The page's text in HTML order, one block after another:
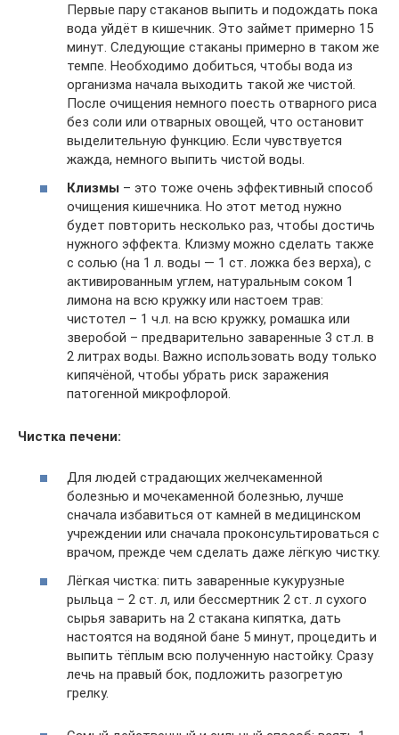
Первые пару стаканов выпить и подождать пока
вода уйдёт в кишечник. Это займет примерно 15
минут. Следующие стаканы примерно в таком же
темпе. Необходимо добиться, чтобы вода из
организма начала выходить такой же чистой.
После очищения немного поесть отварного риса
без соли или отварных овощей, что остановит
выделительную функцию. Если чувствуется
жажда, немного выпить чистой воды.
Клизмы – это тоже очень эффективный способ
очищения кишечника. Но этот метод нужно
будет повторить несколько раз, чтобы достичь
нужного эффекта. Клизму можно сделать также
с солью (на 1 л. воды — 1 ст. ложка без верха), с
активированным углем, натуральным соком 1
лимона на всю кружку или настоем трав:
чистотел – 1 ч.л. на всю кружку, ромашка или
зверобой – предварительно заваренные 3 ст.л. в
2 литрах воды. Важно использовать воду только
кипячёной, чтобы убрать риск заражения
патогенной микрофлорой.
Чистка печени:
Для людей страдающих желчекаменной
болезнью и мочекаменной болезнью, лучше
сначала избавиться от камней в медицинском
учреждении или сначала проконсультироваться с
врачом, прежде чем сделать даже лёгкую чистку.
Лёгкая чистка: пить заваренные кукурузные
рыльца – 2 ст. л, или бессмертник 2 ст. л сухого
сырья заварить на 2 стакана кипятка, дать
настоятся на водяной бане 5 минут, процедить и
выпить тёплым всю полученную настойку. Сразу
лечь на правый бок, подложить разогретую
грелку.